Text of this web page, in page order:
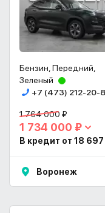
Бензин, Передний,
Зеленый
+7 (473) 212-20-
1 764 000 ₽
1 734 000 ₽
В кредит от 18
Воронеж